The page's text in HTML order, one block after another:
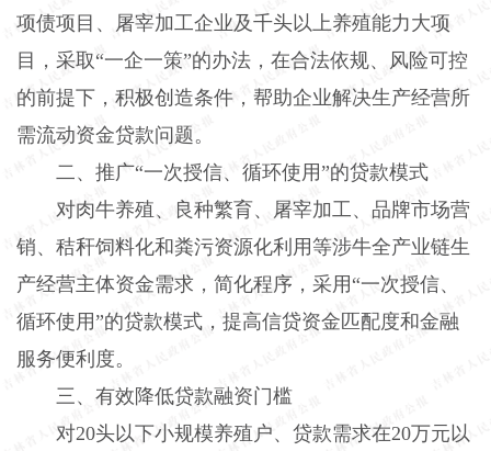
项债项目、屠宰加工企业及千头以上养殖能力大项
目，采取“一企一策”的办法，在合法依规、风险可控
的前提下，积极创造条件，帮助企业解决生产经营所
需流动资金贷款问题。
二、推广“一次授信、循环使用”的贷款模式
对肉牛养殖、良种繁育、屠宰加工、品牌市场营
销、秸秆饲料化和粪污资源化利用等涉牛全产业链生
产经营主体资金需求，简化程序，采用“一次授信、
循环使用”的贷款模式，提高信贷资金匹配度和金融
服务便利度。
三、有效降低贷款融资门槛
对20头以下小规模养殖户、贷款需求在20万元以